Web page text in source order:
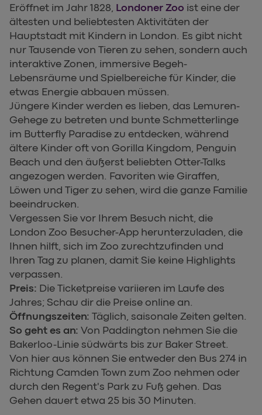
Eröffnet im Jahr 1828, Londoner Zoo ist eine der
ältesten und beliebtesten Aktivitäten der
Hauptstadt mit Kindern in London. Es gibt nicht
nur Tausende von Tieren zu sehen, sondern auch
interaktive Zonen, immersive Begeh-
Lebensräume und Spielbereiche für Kinder, die
etwas Energie abbauen müssen.
Jüngere Kinder werden es lieben, das Lemuren-
Gehege zu betreten und bunte Schmetterlinge
im Butterfly Paradise zu entdecken, während
ältere Kinder oft von Gorilla Kingdom, Penguin
Beach und den äußerst beliebten Otter-Talks
angezogen werden. Favoriten wie Giraffen,
Löwen und Tiger zu sehen, wird die ganze Familie
beeindrucken.
Vergessen Sie vor Ihrem Besuch nicht, die
London Zoo Besucher-App herunterzuladen, die
Ihnen hilft, sich im Zoo zurechtzufinden und
Ihren Tag zu planen, damit Sie keine Highlights
verpassen.
Preis: Die Ticketpreise variieren im Laufe des
Jahres; Schau dir die Preise online an.
Öffnungszeiten: Täglich, saisonale Zeiten gelten.
So geht es an: Von Paddington nehmen Sie die
Bakerloo-Linie südwärts bis zur Baker Street.
Von hier aus können Sie entweder den Bus 274 in
Richtung Camden Town zum Zoo nehmen oder
durch den Regent's Park zu Fuß gehen. Das
Gehen dauert etwa 25 bis 30 Minuten.